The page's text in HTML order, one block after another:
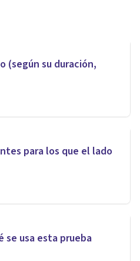
(según su duración,
para los que el lado
se usa esta prueba